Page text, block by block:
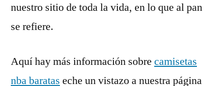
nuestro sitio de toda la vida, en lo que al pan
se refiere.
Aquí hay más información sobre camisetas
nba baratas eche un vistazo a nuestra página